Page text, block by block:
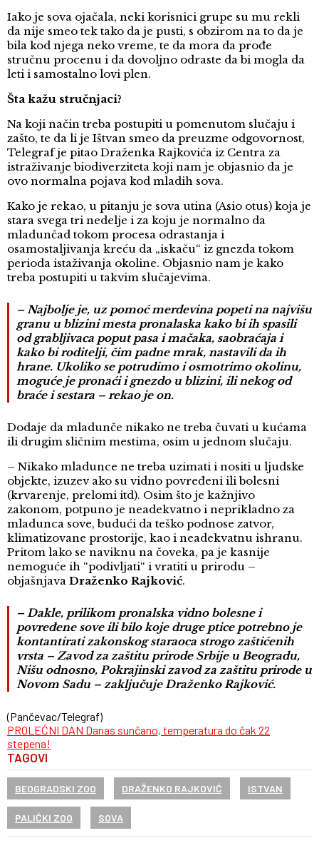
Iako je sova ojačala, neki korisnici grupe su mu rekli
da nije smeo tek tako da je pusti, s obzirom na to da je
bila kod njega neko vreme, te da mora da prođe
stručnu procenu i da dovoljno odraste da bi mogla da
leti i samostalno lovi plen.
Šta kažu stručnjaci?
Na koji način treba postupiti u pomenutom slučaju i
zašto, te da li je Ištvan smeo da preuzme odgovornost,
Telegraf je pitao Draženka Rajkovića iz Centra za
istraživanje biodiverziteta koji nam je objasnio da je
ovo normalna pojava kod mladih sova.
Kako je rekao, u pitanju je sova utina (Asio otus) koja je
stara svega tri nedelje i za koju je normalno da
mladunčad tokom procesa odrastanja i
osamostaljivanja kreću da „iskaču“ iz gnezda tokom
perioda istaživanja okoline. Objasnio nam je kako
treba postupiti u takvim slučajevima.
– Najbolje je, uz pomoć merdevina popeti na najvišu
granu u blizini mesta pronalaska kako bi ih spasili
od grabljivaca poput pasa i mačaka, saobraćaja i
kako bi roditelji, čim padne mrak, nastavili da ih
hrane. Ukoliko se potrudimo i osmotrimo okolinu,
moguće je pronaći i gnezdo u blizini, ili nekog od
braće i sestara – rekao je on.
Dodaje da mladunče nikako ne treba čuvati u kućama
ili drugim sličnim mestima, osim u jednom slučaju.
– Nikako mladunce ne treba uzimati i nositi u ljudske
objekte, izuzev ako su vidno povređeni ili bolesni
(krvarenje, prelomi itd). Osim što je kažnjivo
zakonom, potpuno je neadekvatno i neprikladno za
mladunca sove, budući da teško podnose zatvor,
klimatizovane prostorije, kao i neadekvatnu ishranu.
Pritom lako se naviknu na čoveka, pa je kasnije
nemoguće ih “podivljati“ i vratiti u prirodu –
objašnjava Draženko Rajković.
– Dakle, prilikom pronalska vidno bolesne i
povređene sove ili bilo koje druge ptice potrebno je
kontantirati zakonskog staraoca strogo zaštićenih
vrsta – Zavod za zaštitu prirode Srbije u Beogradu,
Nišu odnosno, Pokrajinski zavod za zaštitu prirode u
Novom Sadu – zaključuje Draženko Rajković.
(Pančevac/Telegraf)
PROLEĆNI DAN Danas sunčano, temperatura do čak 22
stepena!
TAGOVI
BEOGRADSKI ZOO DRAŽENKO RAJKOVIĆ ISTVAN
PALIĆKI ZOO SOVA